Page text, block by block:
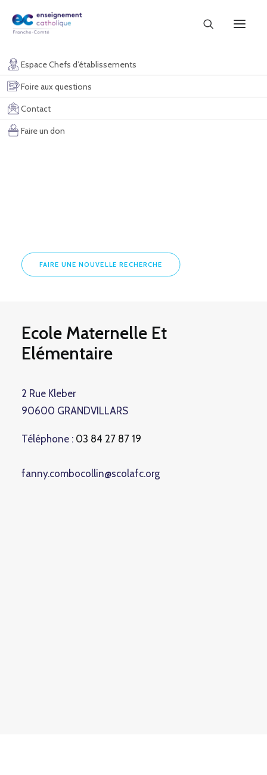
Espace Chefs d’établissements
Foire aux questions
Contact
Faire un don
FAIRE UNE NOUVELLE RECHERCHE
Ecole Maternelle Et
Elémentaire
2 Rue Kleber
90600 GRANDVILLARS
Téléphone : 03 84 27 87 19
fanny.combocollin@scolafc.org